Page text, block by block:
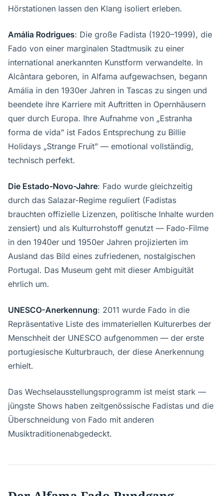
Hörstationen lassen den Klang isoliert erleben.
Amália Rodrigues: Die große Fadista (1920–1999), die
Fado von einer marginalen Stadtmusik zu einer
international anerkannten Kunstform verwandelte. In
Alcântara geboren, in Alfama aufgewachsen, begann
Amália in den 1930er Jahren in Tascas zu singen und
beendete ihre Karriere mit Auftritten in Opernhäusern
quer durch Europa. Ihre Aufnahme von „Estranha
forma de vida” ist Fados Entsprechung zu Billie
Holidays „Strange Fruit” — emotional vollständig,
technisch perfekt.
Die Estado-Novo-Jahre: Fado wurde gleichzeitig
durch das Salazar-Regime reguliert (Fadistas
brauchten offizielle Lizenzen, politische Inhalte wurden
zensiert) und als Kulturrohstoff genutzt — Fado-Filme
in den 1940er und 1950er Jahren projizierten im
Ausland das Bild eines zufriedenen, nostalgischen
Portugal. Das Museum geht mit dieser Ambiguität
ehrlich um.
UNESCO-Anerkennung: 2011 wurde Fado in die
Repräsentative Liste des immateriellen Kulturerbes der
Menschheit der UNESCO aufgenommen — der erste
portugiesische Kulturbrauch, der diese Anerkennung
erhielt.
Das Wechselausstellungsprogramm ist meist stark —
jüngste Shows haben zeitgenössische Fadistas und die
Überschneidung von Fado mit anderen
Musiktraditionenabgedeckt.